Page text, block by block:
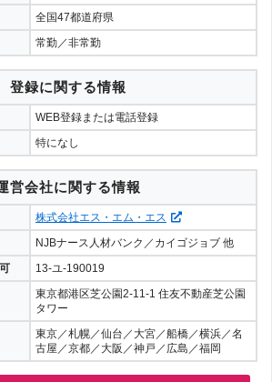
全国47都道府県
常勤／非常勤
登録に関する情報
WEB登録または電話登録
特になし
営会社に関する情報
株式会社エス・エム・エス
NJBナース人材バンク／カイゴジョブ 他
13-ユ-190019
東京都港区芝公園2-11-1 住友不動産芝公園
タワー
東京／札幌／仙台／大宮／船橋／横浜／名
古屋／京都／大阪／神戸／広島／福岡